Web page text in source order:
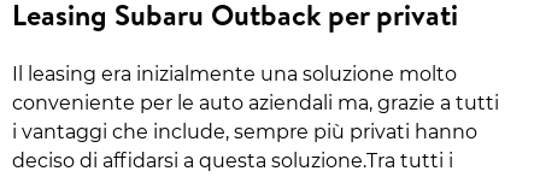
Leasing Subaru Outback per privati
Il leasing era inizialmente una soluzione molto
conveniente per le auto aziendali ma, grazie a tutti
i vantaggi che include, sempre più privati hanno
deciso di affidarsi a questa soluzione.Tra tutti i